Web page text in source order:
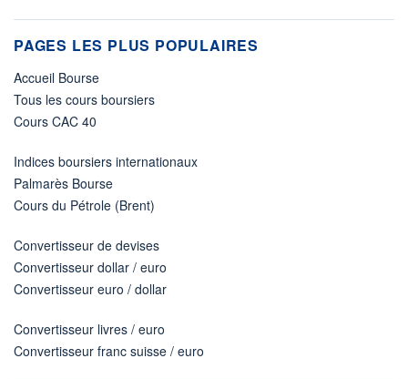
PAGES LES PLUS POPULAIRES
Accueil Bourse
Tous les cours boursiers
Cours CAC 40
Indices boursiers internationaux
Palmarès Bourse
Cours du Pétrole (Brent)
Convertisseur de devises
Convertisseur dollar / euro
Convertisseur euro / dollar
Convertisseur livres / euro
Convertisseur franc suisse / euro